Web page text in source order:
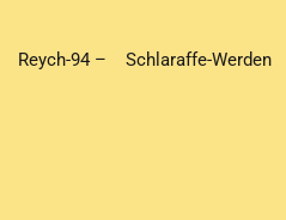
Reych-94 – Schlaraffe-Werden